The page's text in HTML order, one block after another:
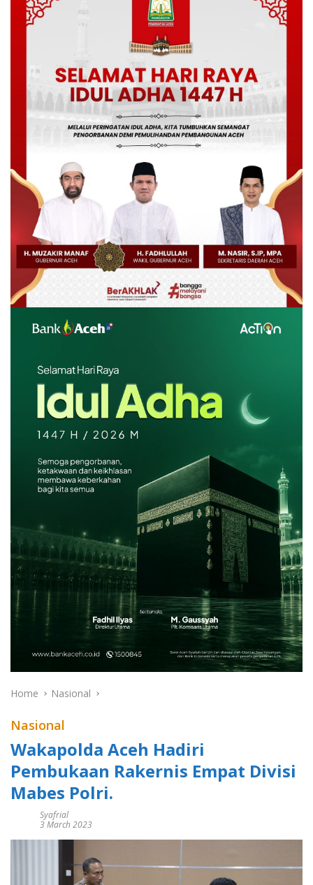
Home Nasional
Nasional
Wakapolda Aceh Hadiri
Pembukaan Rakernis Empat Divisi
Mabes Polri.
Syafrial
3 March 2023